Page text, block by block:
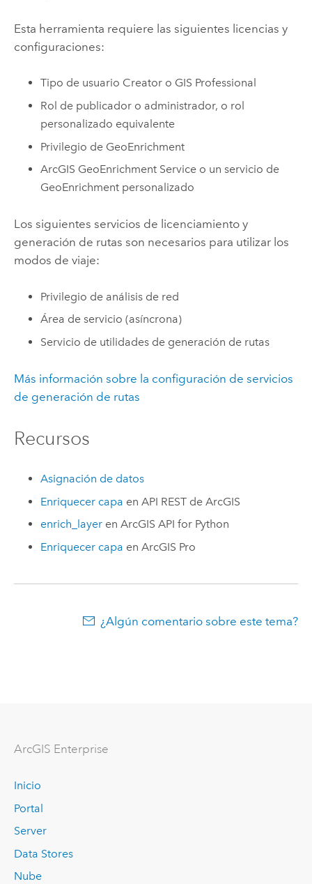
Esta herramienta requiere las siguientes licencias y
configuraciones:
Tipo de usuario Creator o GIS Professional
Rol de publicador o administrador, o rol
personalizado equivalente
Privilegio de GeoEnrichment
ArcGIS GeoEnrichment Service o un servicio de
GeoEnrichment personalizado
Los siguientes servicios de licenciamiento y
generación de rutas son necesarios para utilizar los
modos de viaje:
Privilegio de análisis de red
Área de servicio (asíncrona)
Servicio de utilidades de generación de rutas
Más información sobre la configuración de servicios
de generación de rutas
Recursos
Asignación de datos
Enriquecer capa enAPI REST de ArcGIS
enrich_layer enArcGIS API for Python
Enriquecer capa enArcGIS Pro
¿Algún comentario sobre este tema?
ArcGIS Enterprise
Inicio
Portal
Server
Data Stores
Nube